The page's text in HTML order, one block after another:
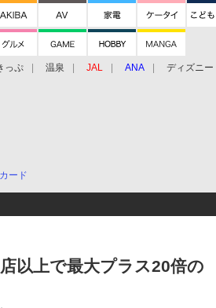
っぷ 温泉 JAL ANA ディズニー
ード
以上で最大プラス20倍の